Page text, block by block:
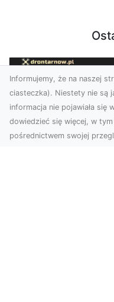
Informujemy, że na naszej
ciasteczka). Niestety nie są
informacja nie pojawiała się
dowiedzieć się więcej, w
pośrednictwem swojej